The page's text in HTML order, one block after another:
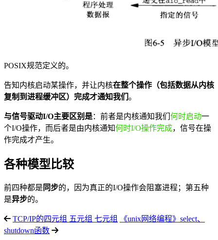
POSIX规范定义的。
告知内核启动某操作，并让内核在整个操作（包括数据从内核
复制到进程缓冲区）完成才通知我们 。
与信号驱动I/O主要区别是：前者是内核通知我们 何时启动一
个I/O操作，而后者是由内核通知何时I/O操作完成，信号在操
作完成才产生。
各种模型比较
前四种都是 同步的，因为真正的I/O操作会阻塞进程；第五种
是异步的。
TCP/IP的四元组 五元组 七元组
《unix网络编程》select、
shutdown函数